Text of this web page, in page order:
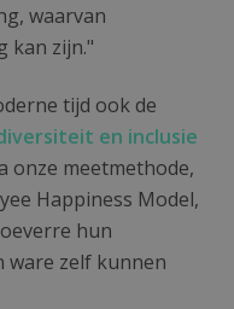
waarvan
kan zijn."
tijd ook de
en inclusie
onze meetmethode,
Happiness Model,
hun
ware zelf kunnen